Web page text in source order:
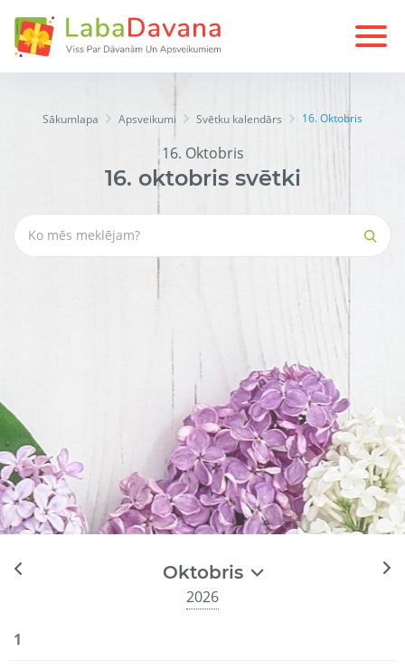
Sākumlapa Apsveikumi Svētku kalendārs 16. Oktobris
16. Oktobris
16. oktobrissvētki
Oktobris
2026
1